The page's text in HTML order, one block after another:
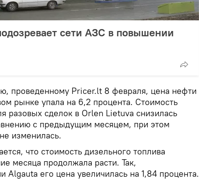
сети АЗС в повышении
проведенному Pricer.lt 8 февраля, цена нефти
рынке упала на 6,2 процента. Стоимость
разовых сделок в Orlen Lietuva снизилась
с предыдущим месяцем, при этом
изменилась.
что стоимость дизельного топлива
месяца продолжала расти. Так,
Algauta его цена увеличилась на 1,84 процента.